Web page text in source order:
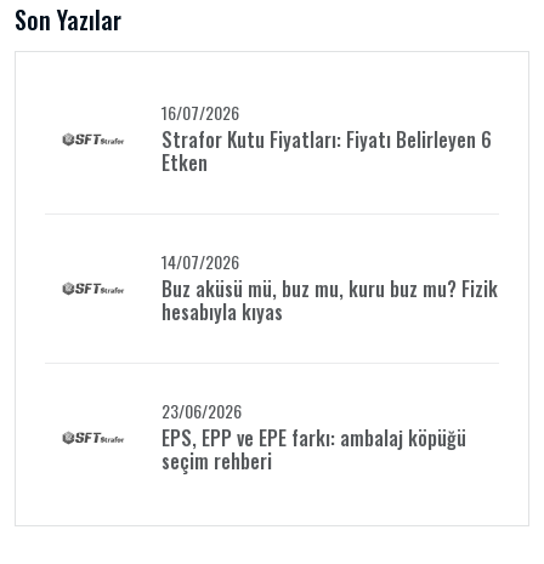
Son Yazılar
16/07/2026
Strafor Kutu Fiyatları: Fiyatı Belirleyen 6
Etken
14/07/2026
Buz aküsü mü, buz mu, kuru buz mu? Fizik
hesabıyla kıyas
23/06/2026
EPS, EPP ve EPE farkı: ambalaj köpüğü
seçim rehberi